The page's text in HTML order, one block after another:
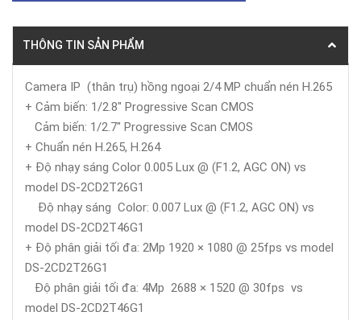
THÔNG TIN SẢN PHẨM
Camera IP (thân trụ) hồng ngoại 2/4 MP chuẩn nén H.265
+ Cảm biến: 1/2.8" Progressive Scan CMOS
Cảm biến: 1/2.7" Progressive Scan CMOS
+ Chuẩn nén H.265, H.264
+ Độ nhạy sáng Color 0.005 Lux @ (F1.2, AGC ON) vs
model DS-2CD2T26G1
Độ nhạy sáng Color: 0.007 Lux @ (F1.2, AGC ON) vs
model DS-2CD2T46G1
+ Độ phân giải tối đa: 2Mp 1920 × 1080 @ 25fps vs model
DS-2CD2T26G1
Độ phân giải tối đa: 4Mp 2688 × 1520 @ 30fps vs
model DS-2CD2T46G1